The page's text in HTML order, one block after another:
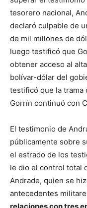
tesorero nacional,
declaró culpable de
de mil millones de
luego testificó que
obtener acceso al
bolívar-dólar del
testificó que la trama
Gorrín continuó con
El testimonio de
públicamente sobre
el estrado de los
le dio el control total
Andrade, quien se
antecedentes